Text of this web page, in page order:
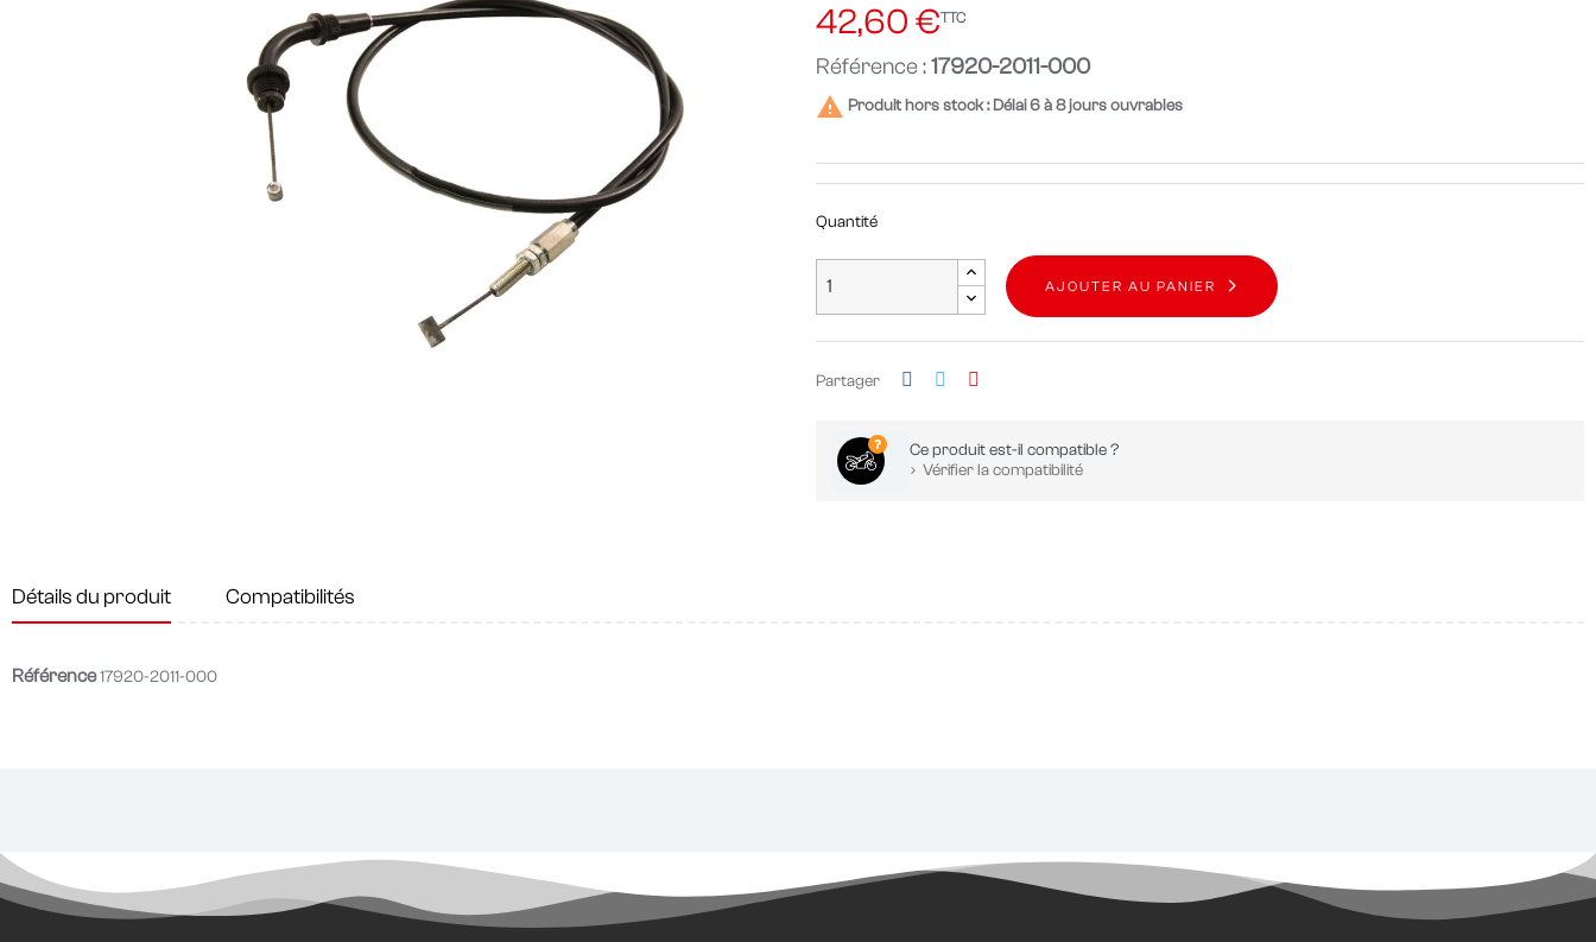
42,60 €TTC
Référence :17920-2011-000
 Produit hors stock : Délai 6 à 8 jours ouvrables
Quantité
AJOUTER AU PANIER
Partager
Ce produit est-il compatible ?
Vérifier la compatibilité
Détails du produit Compatibilités
Référence17920-2011-000